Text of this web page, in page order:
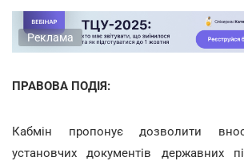
Реклама
ПРАВОВА ПОДІЯ:
Кабмін пропонує дозволити
установчих документів державних